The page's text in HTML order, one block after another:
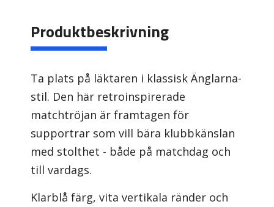
Produktbeskrivning
Ta plats på läktaren i klassisk Änglarna-
stil. Den här retroinspirerade
matchtröjan är framtagen för
supportrar som vill bära klubbkänslan
med stolthet - både på matchdag och
till vardags.
Klarblå färg, vita vertikala ränder och